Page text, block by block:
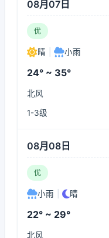
08月07日
优
晴 小雨
24° ~ 35°
北风
1-3级
08月08日
优
小雨 晴
22° ~ 29°
北风